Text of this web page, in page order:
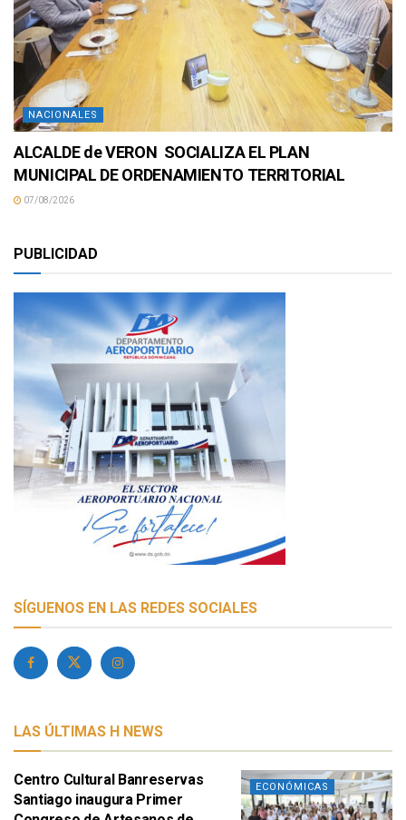
NACIONALES
ALCALDE de VERON SOCIALIZA EL PLAN
MUNICIPAL DE ORDENAMIENTO TERRITORIAL
07/08/2026
PUBLICIDAD
SÍGUENOS EN LAS REDES SOCIALES
LAS ÚLTIMAS H NEWS
ECONÓMICAS
Centro Cultural Banreservas
Santiago inaugura Primer